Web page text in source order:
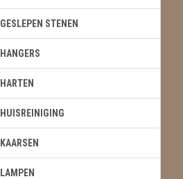
GESLEPEN STENEN
HANGERS
HARTEN
HUISREINIGING
KAARSEN
LAMPEN